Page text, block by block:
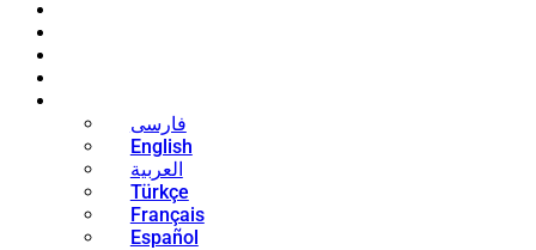
فارسی
English
العربية
Türkçe
Français
Español